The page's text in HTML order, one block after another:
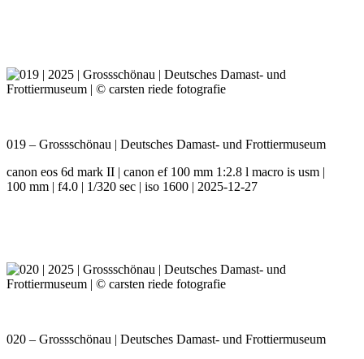
019 – Grossschönau | Deutsches Damast- und Frottiermuseum
canon eos 6d mark II | canon ef 100 mm 1:2.8 l macro is usm |
100 mm | f4.0 | 1/320 sec | iso 1600 | 2025-12-27
020 – Grossschönau | Deutsches Damast- und Frottiermuseum